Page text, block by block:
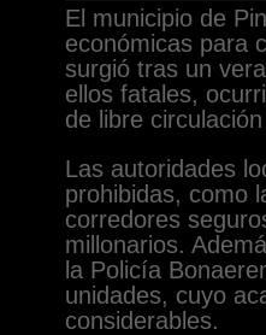
El municipio de
económicas para
surgió tras un
ellos fatales,
de libre
Las autoridades
prohibidas, como
corredores
millonarios.
la Policía
unidades, cuyo
considerables.